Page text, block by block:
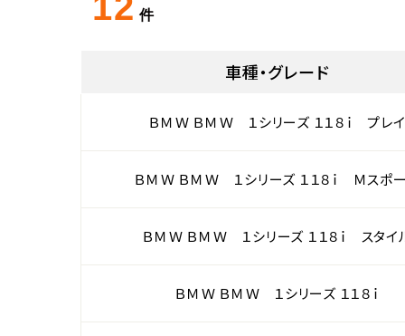
件
車種・グレード
ＢＭＷ ＢＭＷ １シリーズ １１８ｉ プレイ
ＢＭＷ ＢＭＷ １シリーズ １１８ｉ Ｍスポ
ＢＭＷ ＢＭＷ １シリーズ １１８ｉ スタイ
ＢＭＷ ＢＭＷ １シリーズ １１８ｉ